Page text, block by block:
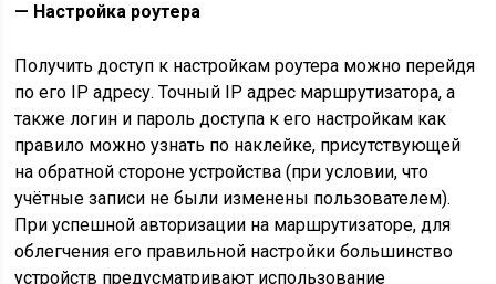
— Настройка роутера
Получить доступ к настройкам роутера можно перейдя
по его IP адресу. Точный IP адрес маршрутизатора, а
также логин и пароль доступа к его настройкам как
правило можно узнать по наклейке, присутствующей
на обратной стороне устройства (при условии, что
учётные записи не были изменены пользователем).
При успешной авторизации на маршрутизаторе, для
облегчения его правильной настройки большинство
устройств предусматривают использование